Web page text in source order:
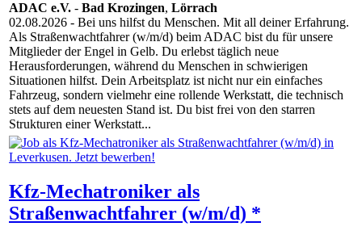
ADAC e.V. - Bad Krozingen, Lörrach
02.08.2026 - Bei uns hilfst du Menschen. Mit all deiner Erfahrung.
Als Straßenwachtfahrer (w/m/d) beim ADAC bist du für unsere
Mitglieder der Engel in Gelb. Du erlebst täglich neue
Herausforderungen, während du Menschen in schwierigen
Situationen hilfst. Dein Arbeitsplatz ist nicht nur ein einfaches
Fahrzeug, sondern vielmehr eine rollende Werkstatt, die technisch
stets auf dem neuesten Stand ist. Du bist frei von den starren
Strukturen einer Werkstatt...
Kfz-Mechatroniker als
Straßenwachtfahrer (w/m/d) *